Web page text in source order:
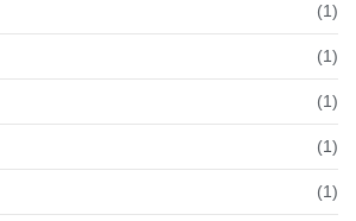
(1)
(1)
(1)
(1)
(1)